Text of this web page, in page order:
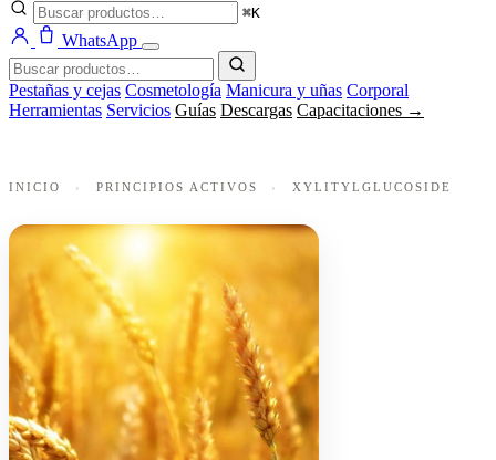
⌘K
WhatsApp
Pestañas y cejas Cosmetología Manicura y uñas Corporal
Herramientas Servicios Guías Descargas Capacitaciones →
INICIO › PRINCIPIOS ACTIVOS › XYLITYLGLUCOSIDE